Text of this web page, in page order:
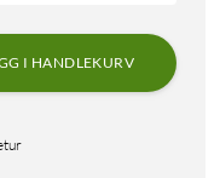
I HANDLEKURV